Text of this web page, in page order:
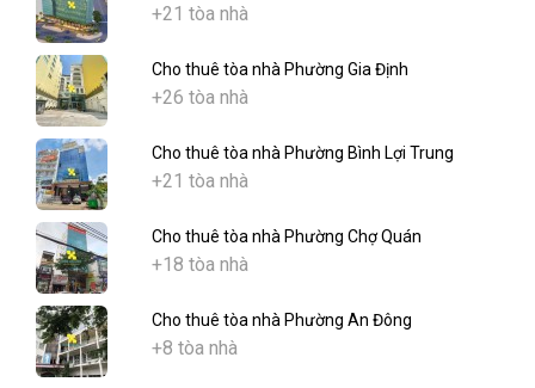
+21 tòa nhà
Cho thuê tòa nhà Phường Gia Định
+26 tòa nhà
Cho thuê tòa nhà Phường Bình Lợi Trung
+21 tòa nhà
Cho thuê tòa nhà Phường Chợ Quán
+18 tòa nhà
Cho thuê tòa nhà Phường An Đông
+8 tòa nhà